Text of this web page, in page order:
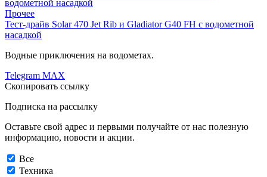
Прочее
Тест-драйв Solar 470 Jet Rib и Gladiator G40 FH с водометной
насадкой
Водные приключения на водометах.
Telegram MAX
Скопировать ссылку
Подписка на рассылку
Оставьте свой адрес и первыми получайте от нас полезную
информацию, новости и акции.
Все
Техника